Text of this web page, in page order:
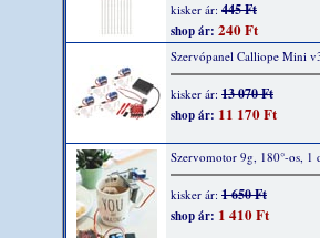
kisker ár: 445 Ft
shop ár: 240 Ft
Szervópanel Calliope Mini
kisker ár: 13 070 Ft
shop ár: 11 170 Ft
Szervomotor 9g, 180°-os, 1
kisker ár: 1 650 Ft
shop ár: 1 410 Ft